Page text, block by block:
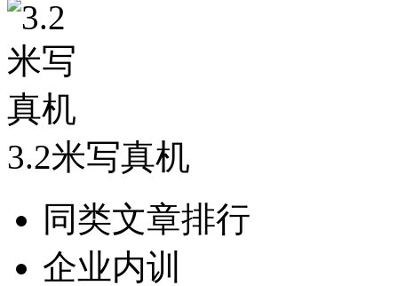
3.2米写真机
同类文章排行
企业内训